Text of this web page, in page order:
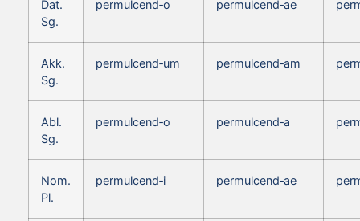
Dat.
Sg.
permulcend‑o permulcend‑ae
Akk.
Sg.
permulcend‑um permulcend‑am
Abl.
Sg.
permulcend‑o permulcend‑a
Nom.
Pl.
permulcend‑i permulcend‑ae